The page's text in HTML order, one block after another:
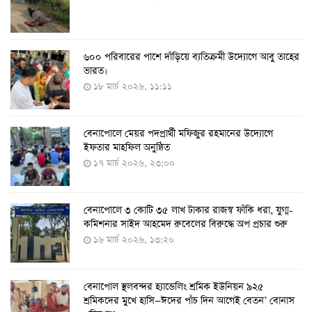
দেশে তৈরি হলো করোনা শনাক্তের কিট
৮ আগস্ট ২০২২, ১৩:০৯
দেশেই তৈরি হলো করোনা পরীক্ষার কিট, সময় লাগবে ৪-৫
ঘণ্টা
৭ আগস্ট ২০২২, ১৪:০৩
১১ আগস্ট থেকে পরীক্ষামূলকভাবে শুরু শিশুদের করোনা টিকা
দেওয়া
৭ আগস্ট ২০২২, ১৩:৫৩
করোনায় ৫ জনের মৃত্যু, শনাক্ত ৬২৬
২৭ জুলাই ২০২২, ১৭:৩৮
৬০০ পরিবারের পাশে দাঁড়িয়ে ব্যতিক্রমী উদ্যোগে আবু তাহের
ভারত।
১৮ মার্চ ২০২৬, ১১:১১
বেনাপোলে মেয়র পদপ্রার্থী মফিজুর রহমানের উদ্যোগে
ইফতার মাহফিল অনুষ্ঠিত
১৭ মার্চ ২০২৬, ২৩:০০
বেনাপোলে ৩ কোটি ৩৫ লাখ টাকার রাজস্ব ফাঁকি ধরা, যুগ্ম-
কমিশনার সাইদ আহমেদ রুবেলের বিরুদ্ধে অপ প্রচার শুরু
১৬ মার্চ ২০২৬, ১৩:২০
বেনাপোল স্থলবন্দর হ্যান্ডেলিং শ্রমিক ইউনিয়ন ৯২৫
শ্রমিকদের মুখে হাসি—ঈদের পাঁচ দিন আগেই বেতন’ বোনাস